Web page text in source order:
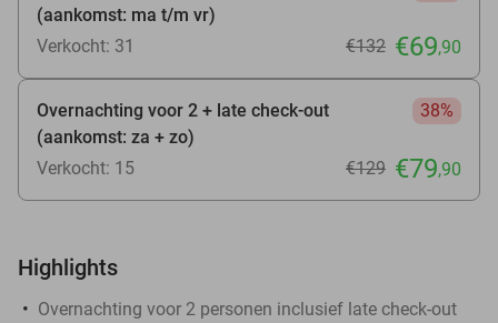
(aankomst: ma t/m vr)
Verkocht: 31 €132 €69,90
Overnachting voor 2 + late check-out
(aankomst: za + zo)
38%
Verkocht: 15 €129 €79,90
Highlights
Overnachting voor 2 personen inclusief late check-out